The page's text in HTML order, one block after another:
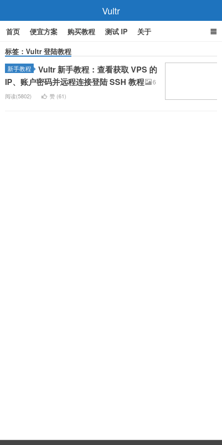
Vultr
首页 便宜方案 购买教程 测试 IP
关于
标签：Vultr 登陆教程
新手教程
Vultr 新手教程：查看获取 VPS 的
IP、账户密码并远程连接登陆 SSH 教程
6
阅读(5802) 赞 (61)